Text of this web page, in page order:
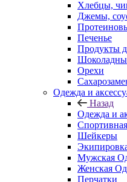
Хлебцы,
Джемы,
Печенье
Продукты
Орехи
Одежда и
Назад
Одежда и
Шейкеры
Мужская
Женская
Перчатки